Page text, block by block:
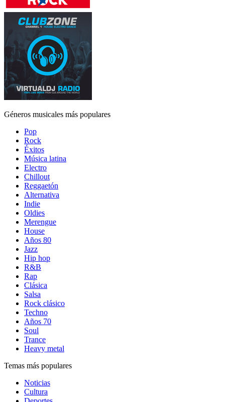
Géneros musicales más populares
Pop
Rock
Éxitos
Música latina
Electro
Chillout
Reggaetón
Alternativa
Indie
Oldies
Merengue
House
Años 80
Jazz
Hip hop
R&B
Rap
Clásica
Salsa
Rock clásico
Techno
Años 70
Soul
Trance
Heavy metal
Temas más populares
Noticias
Cultura